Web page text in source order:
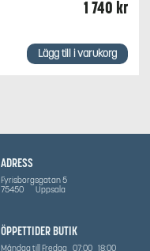
1 740 kr
Lägg till i varukorg
ÖPPETTIDER BUTIK
Måndag till Fredag 07:00 18:00
ADRESS
Fyrisborgsgatan 5
75450
Uppsala